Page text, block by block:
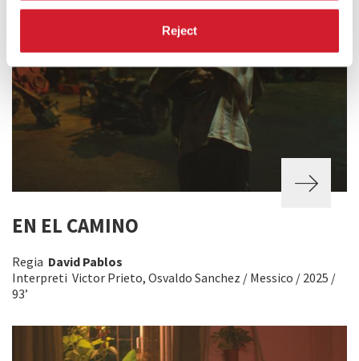
Reject
EN EL CAMINO
Regia David Pablos
Interpreti Victor Prieto, Osvaldo Sanchez / Messico / 2025 /
93’